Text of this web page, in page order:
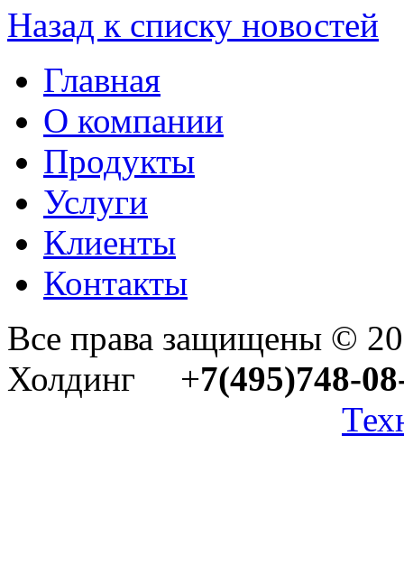
Назад к списку новостей
Главная
О компании
Продукты
Услуги
Клиенты
Контакты
Все права защищены ©
Холдинг +7(495)748-